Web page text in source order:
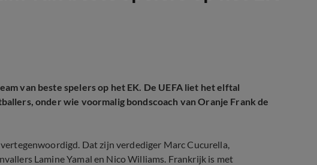
van beste spelers op het EK. De UEFA liet het elftal
onder wie voormalig bondscoach van Oranje Frank de
Dat zijn verdediger Marc Cucurella,
Lamine Yamal en Nico Williams. Frankrijk is met